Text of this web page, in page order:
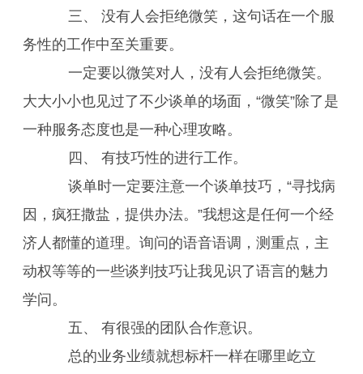
三、 没有人会拒绝微笑，这句话在一个服
务性的工作中至关重要。
一定要以微笑对人，没有人会拒绝微笑。
大大小小也见过了不少谈单的场面，“微笑”除了是
一种服务态度也是一种心理攻略。
四、 有技巧性的进行工作。
谈单时一定要注意一个谈单技巧，“寻找病
因，疯狂撒盐，提供办法。”我想这是任何一个经
济人都懂的道理。询问的语音语调，测重点，主
动权等等的一些谈判技巧让我见识了语言的魅力
学问。
五、 有很强的团队合作意识。
总的业务业绩就想标杆一样在哪里屹立